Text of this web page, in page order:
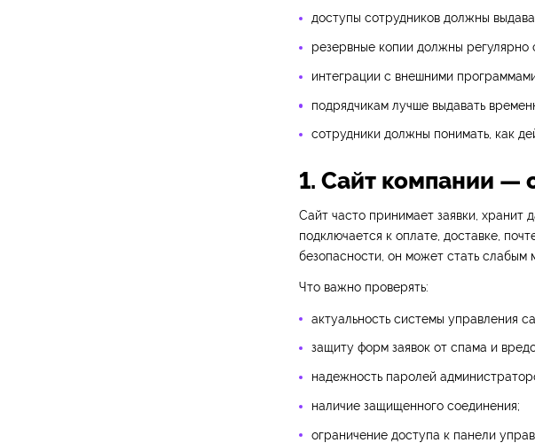
доступы сотрудников должны
резервные копии должны регулярно
интеграции с внешними
подрядчикам лучше выдавать
сотрудники должны понимать, как
1. Сайт компании —
Сайт часто принимает заявки, хранит
подключается к оплате, доставке,
безопасности, он может стать слабым
Что важно проверять:
актуальность системы управления
защиту форм заявок от спама и
надежность паролей
наличие защищенного соединения;
ограничение доступа к панели